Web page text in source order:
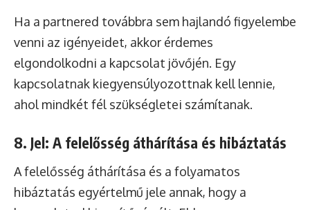
Ha a partnered továbbra sem hajlandó figyelembe
venni az igényeidet, akkor érdemes
elgondolkodni a kapcsolat jövőjén. Egy
kapcsolatnak kiegyensúlyozottnak kell lennie,
ahol mindkét fél szükségletei számítanak.
8. Jel: A felelősség áthárítása és hibáztatás
A felelősség áthárítása és a folyamatos
hibáztatás egyértelmű jele annak, hogy a